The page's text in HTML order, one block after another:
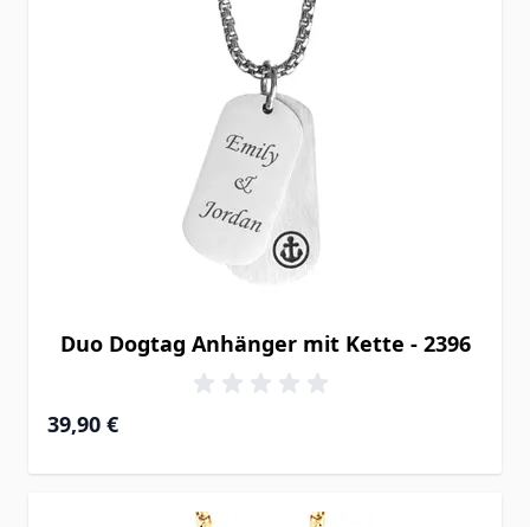
Duo Dogtag Anhänger mit Kette - 2396
39,90 €